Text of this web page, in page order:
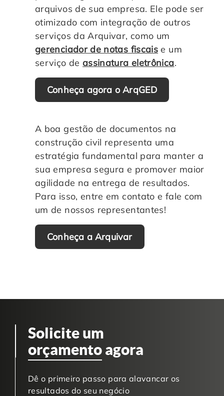
arquivos de sua empresa. Ele pode ser
otimizado com integração de outros
serviços da Arquivar, como um
gerenciador de notas fiscais e um
serviço de assinatura eletrônica.
Conheça agora o ArqGED
A boa gestão de documentos na
construção civil representa uma
estratégia fundamental para manter a
sua empresa segura e promover maior
agilidade na entrega de resultados.
Para isso, entre em contato e fale com
um de nossos representantes!
Conheça a Arquivar
Solicite um
orçamento agora
Dê o primeiro passo para alavancar os
resultados do seu negócio